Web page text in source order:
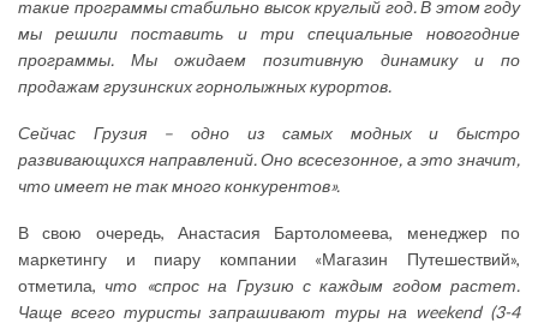
такие программы стабильно высок круглый год. В этом году
мы решили поставить и три специальные новогодние
программы. Мы ожидаем позитивную динамику и по
продажам грузинских горнолыжных курортов.
Сейчас Грузия – одно из самых модных и быстро
развивающихся направлений. Оно всесезонное, а это значит,
что имеет не так много конкурентов».
В свою очередь, Анастасия Бартоломеева, менеджер по
маркетингу и пиару компании «Магазин Путешествий»,
отметила, что «спрос на Грузию с каждым годом растет.
Чаще всего туристы запрашивают туры на weekend (3-4